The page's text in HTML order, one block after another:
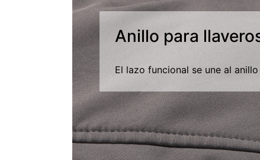
Anillo para
El lazo funcional se une al